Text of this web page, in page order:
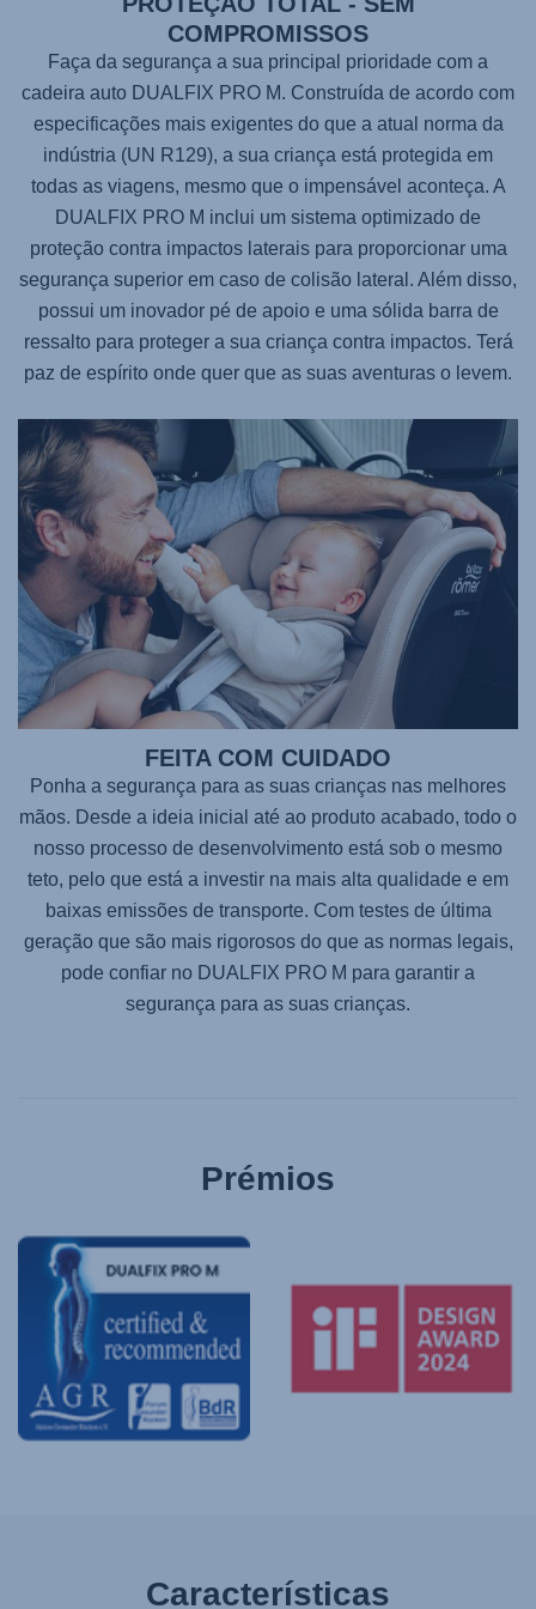
COMPROMISSOS
Faça da segurança a sua principal prioridade com a
cadeira auto DUALFIX PRO M. Construída de acordo com
especificações mais exigentes do que a atual norma da
indústria (UN R129), a sua criança está protegida em
todas as viagens, mesmo que o impensável aconteça. A
DUALFIX PRO M inclui um sistema optimizado de
proteção contra impactos laterais para proporcionar uma
segurança superior em caso de colisão lateral. Além disso,
possui um inovador pé de apoio e uma sólida barra de
ressalto para proteger a sua criança contra impactos. Terá
paz de espírito onde quer que as suas aventuras o levem.
FEITA COM CUIDADO
Ponha a segurança para as suas crianças nas melhores
mãos. Desde a ideia inicial até ao produto acabado, todo o
nosso processo de desenvolvimento está sob o mesmo
teto, pelo que está a investir na mais alta qualidade e em
baixas emissões de transporte. Com testes de última
geração que são mais rigorosos do que as normas legais,
pode confiar no DUALFIX PRO M para garantir a
segurança para as suas crianças.
Prémios
Características